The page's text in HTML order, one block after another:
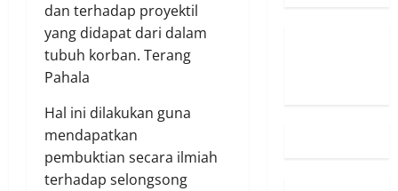
dan terhadap proyektil
yang didapat dari dalam
tubuh korban. Terang
Pahala
Hal ini dilakukan guna
mendapatkan
pembuktian secara ilmiah
terhadap selongsong